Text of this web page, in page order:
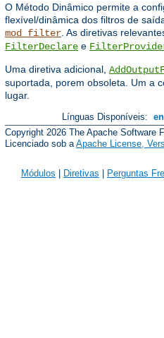
O Método Dinâmico permite a
flexível/dinâmica dos filtros de
mod_filter . As diretivas
FilterDeclare e
Uma diretiva adicional,
suportada, porem obsoleta. Um a
lugar.
Línguas Disponíveis: en
Copyright 2026 The Apache Software
Licenciado sob aApache License,
Módulos Diretivas Perguntas